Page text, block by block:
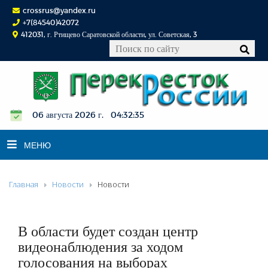
crossrus@yandex.ru
+7(84540)42072
412031, г. Ртищево Саратовской области, ул. Советская, 3
06 августа 2026 г. 04:32:36
МЕНЮ
НОВОСТИ
К СВЕДЕНИЮ
КОНКУРСЫ
ФОТОРЕПОРТАЖИ
Главная Новости Новости
В области будет создан центр
видеонаблюдения за ходом
голосования на выборах